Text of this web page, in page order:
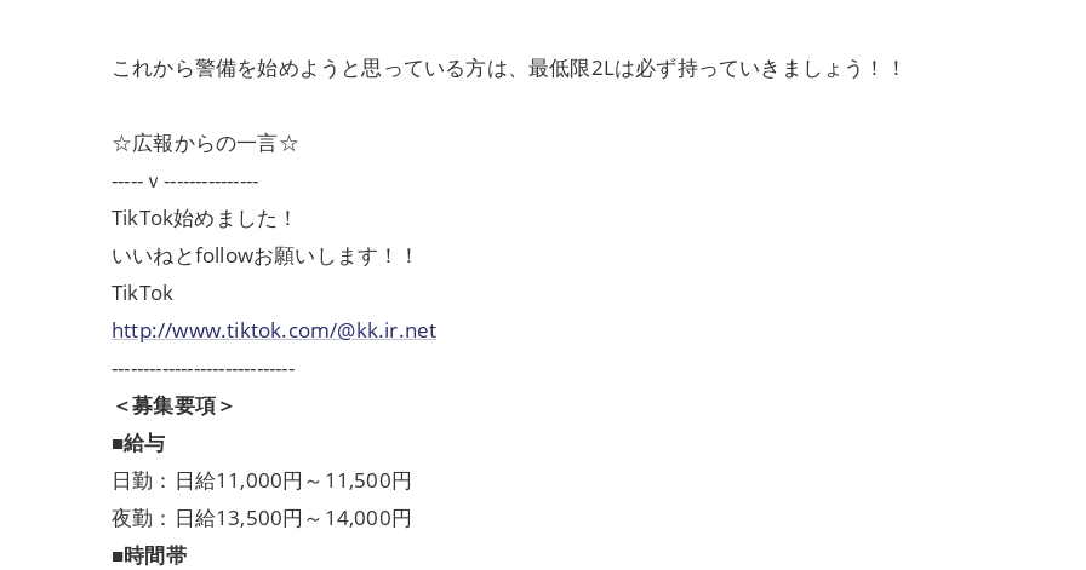
これから警備を始めようと思っている方は、最低限2Lは必ず持っていきましょう！！
☆広報からの一言☆
-----ｖ---------------
TikTok始めました！
いいねとfollowお願いします！！
TikTok
http://www.tiktok.com/@kk.ir.net
-----------------------------
＜募集要項＞
■給与
日勤：日給11,000円～11,500円
夜勤：日給13,500円～14,000円
■時間帯